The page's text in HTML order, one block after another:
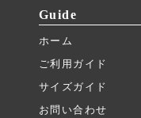
Guide
ホーム
ご利用ガイド
サイズガイド
お問い合わせ